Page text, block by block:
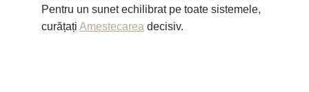
Pentru un sunet echilibrat pe toate sistemele,
curățați Amestecarea decisiv.